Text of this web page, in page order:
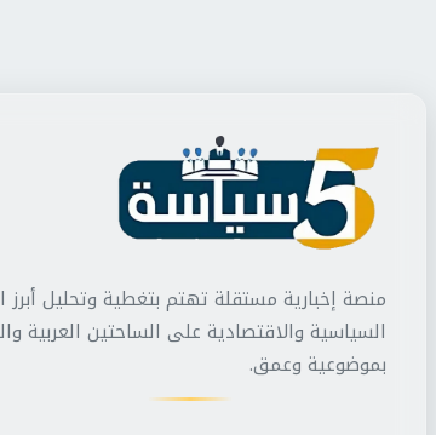
منصة إخبارية مستقلة تهتم بتغطية وتحليل أبرز
السياسية والاقتصادية على الساحتين العربية
بموضوعية وعمق.